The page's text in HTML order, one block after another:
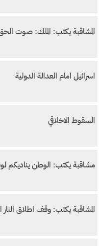
المشاقبة يكتب: الملك: صوت
اسرائيل امام العدالة الدولية
السقوط الاخلاقي
مشاقبة يكتب: الوطن يناديكم
المشاقبة يكتب: وقف اطلاق النار